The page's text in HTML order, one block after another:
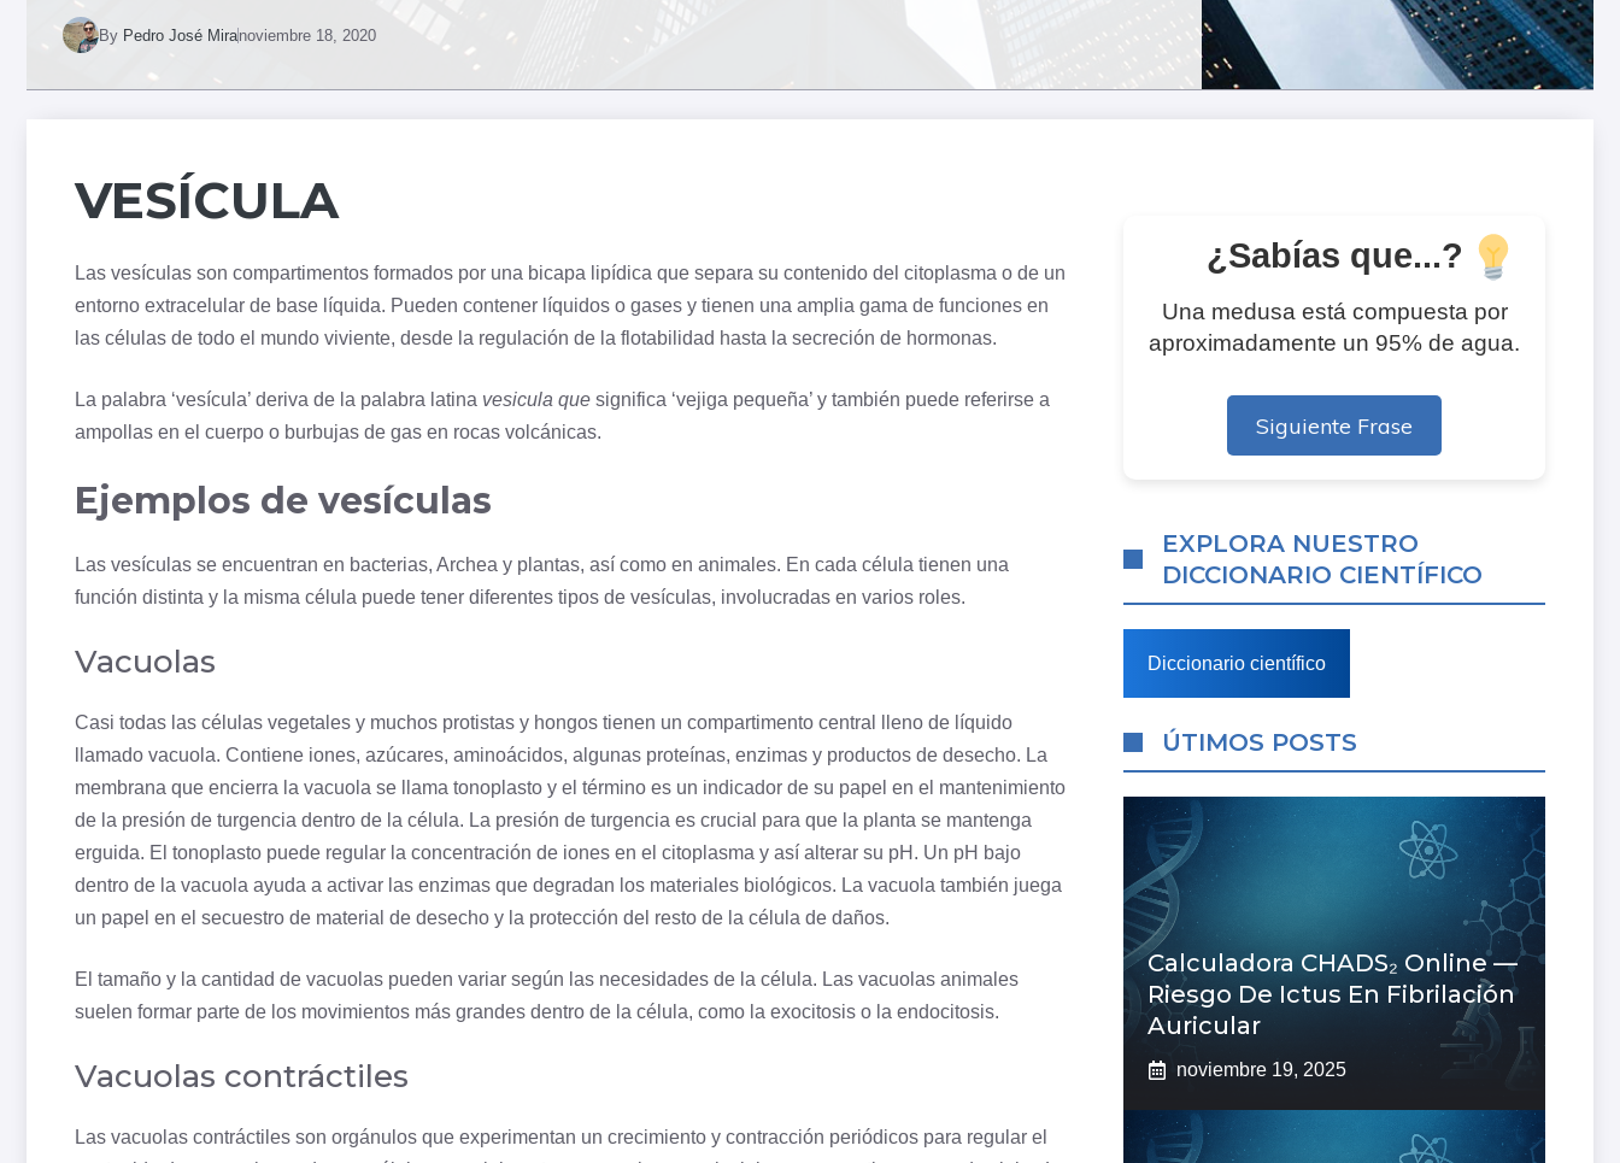
By Pedro José Miranoviembre 18, 2020
VESÍCULA
Las vesículas son compartimentos formados por una bicapa lipídica que separa su contenido del citoplasma o de un
entorno extracelular de base líquida. Pueden contener líquidos o gases y tienen una amplia gama de funciones en
las células de todo el mundo viviente, desde la regulación de la flotabilidad hasta la secreción de hormonas.
La palabra ‘vesícula’ deriva de la palabra latina vesicula que significa ‘vejiga pequeña’ y también puede referirse a
ampollas en el cuerpo o burbujas de gas en rocas volcánicas.
Ejemplos de vesículas
Las vesículas se encuentran en bacterias, Archea y plantas, así como en animales. En cada célula tienen una
función distinta y la misma célula puede tener diferentes tipos de vesículas, involucradas en varios roles.
Vacuolas
Casi todas las células vegetales y muchos protistas y hongos tienen un compartimento central lleno de líquido
llamado vacuola. Contiene iones, azúcares, aminoácidos, algunas proteínas, enzimas y productos de desecho. La
membrana que encierra la vacuola se llama tonoplasto y el término es un indicador de su papel en el mantenimiento
de la presión de turgencia dentro de la célula. La presión de turgencia es crucial para que la planta se mantenga
erguida. El tonoplasto puede regular la concentración de iones en el citoplasma y así alterar su pH. Un pH bajo
dentro de la vacuola ayuda a activar las enzimas que degradan los materiales biológicos. La vacuola también juega
un papel en el secuestro de material de desecho y la protección del resto de la célula de daños.
El tamaño y la cantidad de vacuolas pueden variar según las necesidades de la célula. Las vacuolas animales
suelen formar parte de los movimientos más grandes dentro de la célula, como la exocitosis o la endocitosis.
Vacuolas contráctiles
Las vacuolas contráctiles son orgánulos que experimentan un crecimiento y contracción periódicos para regular el
¿Sabías que...?
Una medusa está compuesta por
aproximadamente un 95% de agua.
Siguiente Frase
EXPLORA NUESTRO
DICCIONARIO CIENTÍFICO
Diccionario científico
ÚTIMOS POSTS
Calculadora CHADS₂ Online —
Riesgo De Ictus En Fibrilación
Auricular
noviembre 19, 2025